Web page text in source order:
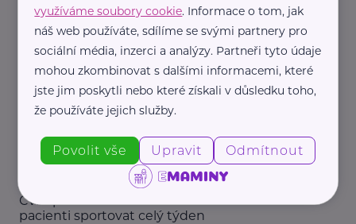
Nemoc Pohyb Zdraví
Cvičí proti roztroušené skleróze. Letos budou
pacienti sportovat celý týden
využíváme soubory cookie. Informace o tom, jak
náš web používáte, sdílíme se svými partnery pro
sociální média, inzerci a analýzy. Partneři tyto údaje
mohou zkombinovat s dalšími informacemi, které
jste jim poskytli nebo které získali v důsledku toho,
že používáte jejich služby.
Povolit vše Upravit Odmítnout